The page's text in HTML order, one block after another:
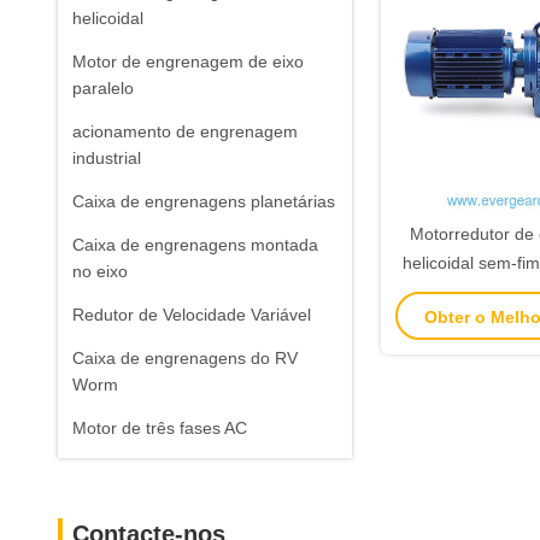
helicoidal
Motor de engrenagem de eixo
paralelo
acionamento de engrenagem
industrial
Caixa de engrenagens planetárias
Caixa de engrenagens montada
no eixo
Redutor de Velocidade Variável
Caixa de engrenagens do RV
Worm
Motor de três fases AC
Contacte-nos
Motorredutor de
helicoidal sem-fim
com saída de
potência de
Obter o